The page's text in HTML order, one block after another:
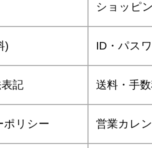
ショッピ
) ID・パス
記 送料・手
ポリシー 営業カレ